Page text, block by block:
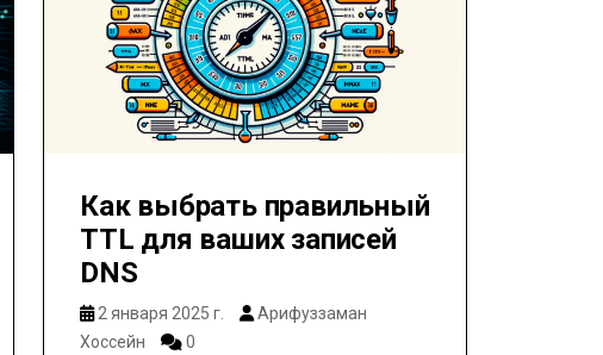
Как выбрать правильный
TTL для ваших записей
DNS
2 января 2025 г.
Арифуззаман
Хоссейн
0